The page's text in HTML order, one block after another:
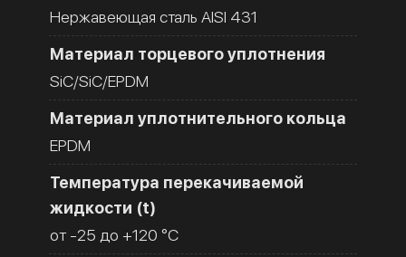
Нержавеющая сталь AISI 431
Материал торцевого уплотнения
SiC/SiC/EPDM
Материал уплотнительного кольца
EPDM
Температура перекачиваемой
жидкости (t)
от -25 до +120 °C